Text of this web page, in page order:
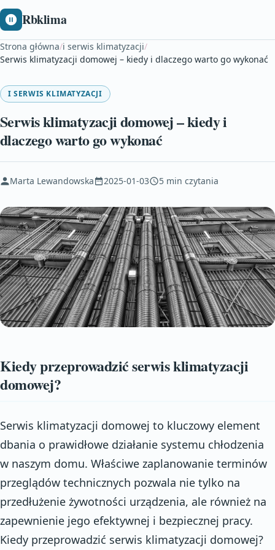
Rbklima
Strona główna/i serwis klimatyzacji/
Serwis klimatyzacji domowej – kiedy i dlaczego warto go wykonać
I SERWIS KLIMATYZACJI
Serwis klimatyzacji domowej – kiedy i
dlaczego warto go wykonać
Marta Lewandowska 2025-01-03 5 min czytania
Kiedy przeprowadzić serwis klimatyzacji
domowej?
Serwis klimatyzacji domowej to kluczowy element
dbania o prawidłowe działanie systemu chłodzenia
w naszym domu. Właściwe zaplanowanie terminów
przeglądów technicznych pozwala nie tylko na
przedłużenie żywotności urządzenia, ale również na
zapewnienie jego efektywnej i bezpiecznej pracy.
Kiedy przeprowadzić serwis klimatyzacji domowej?